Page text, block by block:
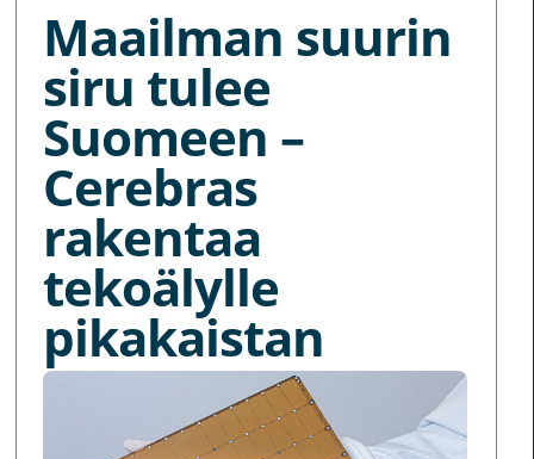
Maailman suurin
siru tulee
Suomeen –
Cerebras
rakentaa
tekoälylle
pikakaistan